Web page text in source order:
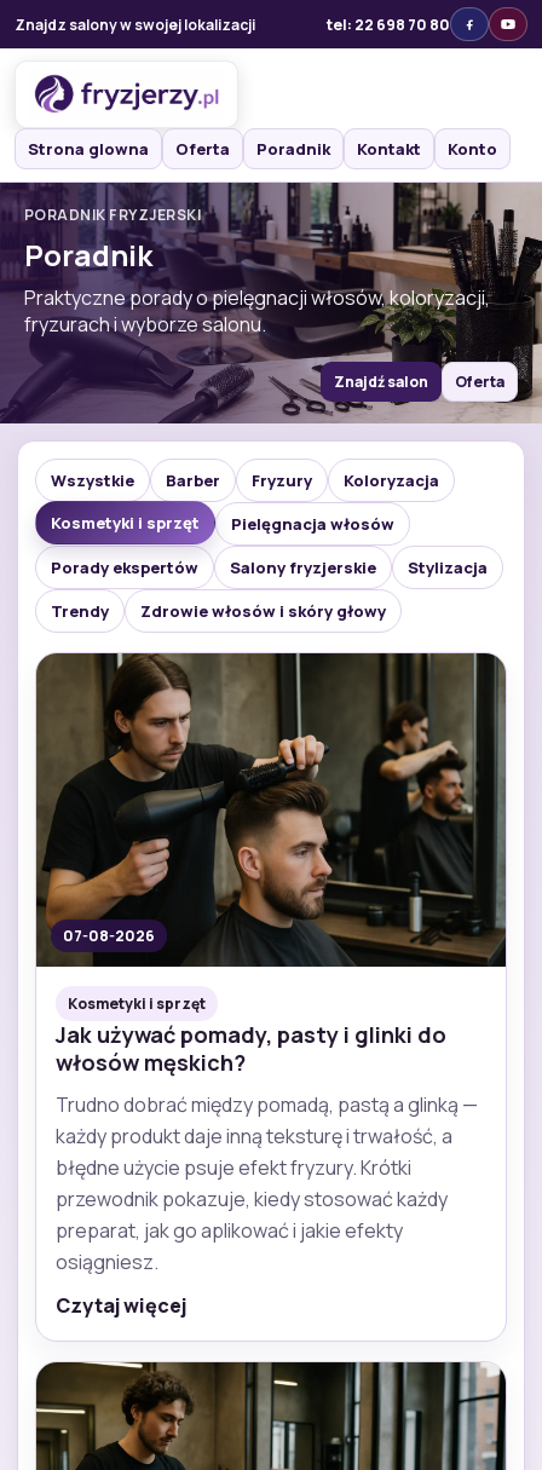
Znajdz salony w swojej lokalizacji tel: 22 698 70 80
Strona glowna Oferta Poradnik Kontakt Konto
PORADNIK FRYZJERSKI
Poradnik
Praktyczne porady o pielęgnacji włosów, koloryzacji,
fryzurach i wyborze salonu.
Znajdź salon Oferta
Wszystkie Barber Fryzury
Koloryzacja
Kosmetyki i sprzęt
Pielęgnacja włosów
Porady ekspertów
Salony fryzjerskie
Stylizacja
Trendy
Zdrowie włosów i skóry głowy
07-08-2026
Kosmetyki i sprzęt
Jak używać pomady, pasty i glinki do
włosów męskich?
Trudno dobrać między pomadą, pastą a glinką —
każdy produkt daje inną teksturę i trwałość, a
błędne użycie psuje efekt fryzury. Krótki
przewodnik pokazuje, kiedy stosować każdy
preparat, jak go aplikować i jakie efekty
osiągniesz.
Czytaj więcej